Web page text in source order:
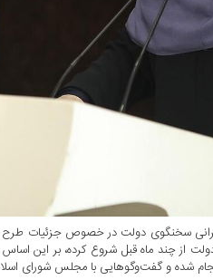
سخنگوی دولت در خصوص جزئیات
از چند ماه قبل شروع کرده، بر این
شده و گفت‌و‌گو‌هایی با مجلس شورای